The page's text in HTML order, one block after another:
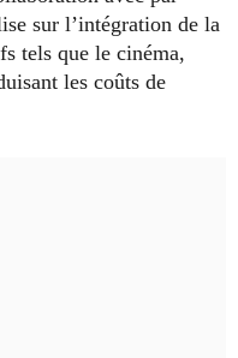
sur l’intégration de la
tels que le cinéma,
les coûts de